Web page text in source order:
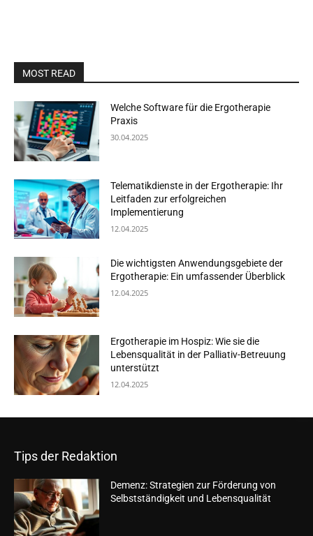
MOST READ
Welche Software für die Ergotherapie
Praxis
30.04.2025
Telematikdienste in der Ergotherapie: Ihr
Leitfaden zur erfolgreichen
Implementierung
12.04.2025
Die wichtigsten Anwendungsgebiete der
Ergotherapie: Ein umfassender Überblick
12.04.2025
Ergotherapie im Hospiz: Wie sie die
Lebensqualität in der Palliativ-Betreuung
unterstützt
12.04.2025
Tips der Redaktion
Demenz: Strategien zur Förderung von
Selbstständigkeit und Lebensqualität